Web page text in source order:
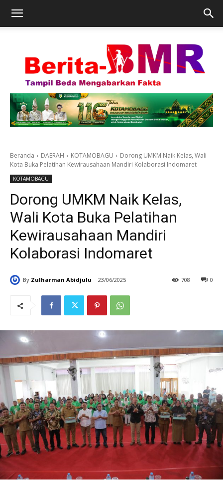
Beranda DAERAH KOTAMOBAGU
Dorong UMKM Naik Kelas, Wali
Kota Buka Pelatihan Kewirausahaan Mandiri Kolaborasi Indomaret
KOTAMOBAGU
Dorong UMKM Naik Kelas,
Wali Kota Buka Pelatihan
Kewirausahaan Mandiri
Kolaborasi Indomaret
By Zulharman Abidjulu 23/06/2025 0
708